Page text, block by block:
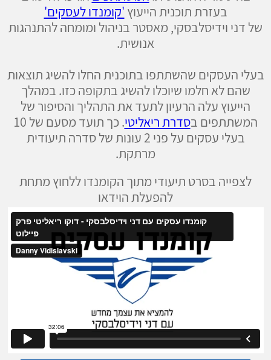
בעזרת תוכנית הייעוץ 'קומנדו לעסקים'
של דני וידיסלבסקי, מאסטר בניהול ומומחה להתנהגות
אנושית.
בעלי העסקים שהשתתפו בתוכנית החלו להשיג תוצאות
שהם לא חלמו שיוכלו להשיג בתקופה כזו. במהלך
הייעוץ עלה הרעיון לתעד את התהליך והסיפור של
המשתתפים בסדרת ריאליטי
. כך תועד מסעם של 10
בעלי עסקים על פני 2 עונות של סדרה תיעודית
מרתקת.
לצפייה בסרט תיעודי מתוך הקומנדו ללחוץ מתחת
להפעלת הוידאו